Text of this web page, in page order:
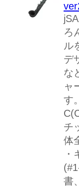
ろ
ル
デ
な
ャ
す
チ
体
書